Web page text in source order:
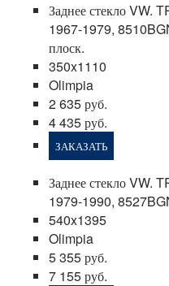
Заднее стекло VW.
1967-1979,
плоск.
350x1110
Olimpia
2 635 руб.
4 435 руб.
ЗАКАЗАТЬ
Заднее стекло VW.
1979-1990,
540x1395
Olimpia
5 355 руб.
7 155 руб.